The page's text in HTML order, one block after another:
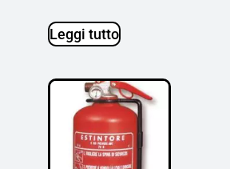
Leggi tutto